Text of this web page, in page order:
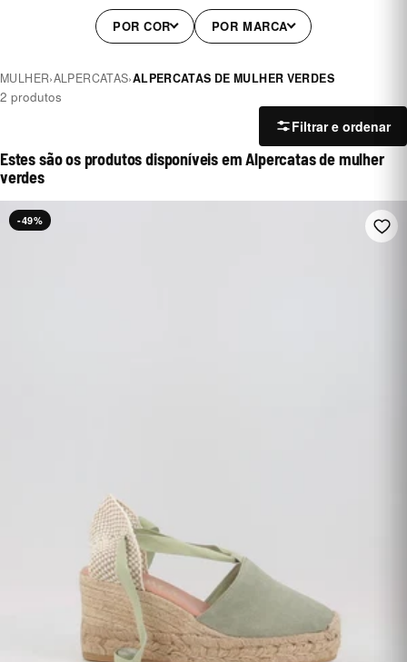
POR COR POR MARCA
MULHER›ALPERCATAS›ALPERCATAS DE MULHER VERDES
2 produtos
Filtrar e ordenar
Estes são os produtos disponíveis em Alpercatas de mulher
verdes
-49%